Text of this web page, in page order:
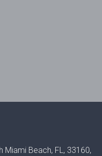
Miami Beach, FL, 33160,